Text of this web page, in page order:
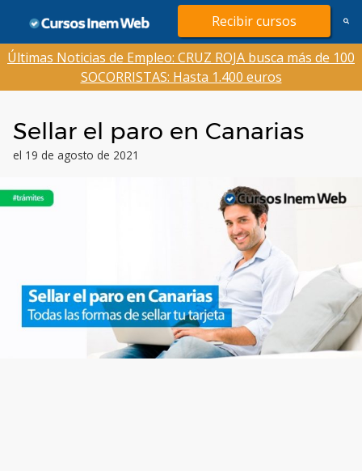
contenido
Recibir cursos
Últimas Noticias de Empleo: CRUZ ROJA busca más de 100
SOCORRISTAS: Hasta 1.400 euros
Sellar el paro en Canarias
el 19 de agosto de 2021